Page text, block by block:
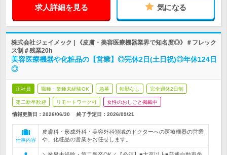
求人詳細を見る 気になる
株式会社ジェイメック | 《皮膚・美容医療機器業界で知名度◎》＃フレック
ス制＃残業20h
美容医療機器や化粧品の【営業】◎完休2日(土日祝)◎年休124日
◎
正社員 職種・業種未経験OK 急募 転勤なし 完全週休2日制
第二新卒歓迎 リモートワーク可 女性のおしごと掲載中
情報更新日：2026/06/30 終了予定日： 2026/09/21
仕事内容
皮膚科・形成外科・美容外科領域のドクターへの医療機器の営業
や、化粧品の営業をお任せします。